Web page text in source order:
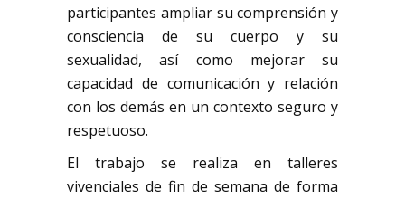
participantes ampliar su comprensión y
consciencia de su cuerpo y su
sexualidad, así como mejorar su
capacidad de comunicación y relación
con los demás en un contexto seguro y
respetuoso.
El trabajo se realiza en talleres
vivenciales de fin de semana de forma